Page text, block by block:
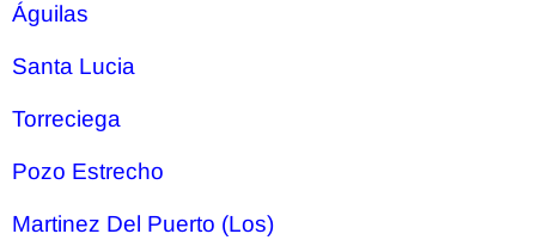
Águilas
Santa Lucia
Torreciega
Pozo Estrecho
Martinez Del Puerto (Los)